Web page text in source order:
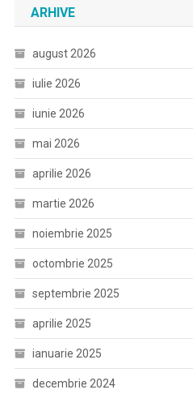
ARHIVE
august 2026
iulie 2026
iunie 2026
mai 2026
aprilie 2026
martie 2026
noiembrie 2025
octombrie 2025
septembrie 2025
aprilie 2025
ianuarie 2025
decembrie 2024